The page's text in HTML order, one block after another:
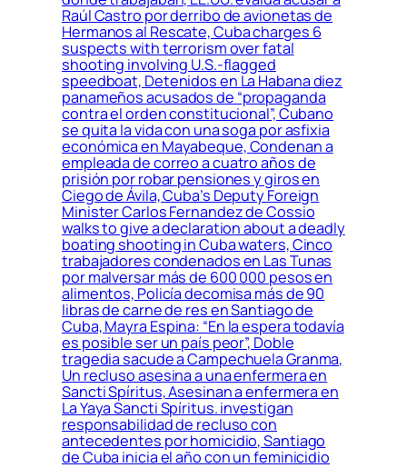
Raúl Castro por derribo de avionetas de
Hermanos al Rescate, Cuba charges 6
suspects with terrorism over fatal
shooting involving U.S.-flagged
speedboat, Detenidos en La Habana diez
panameños acusados de “propaganda
contra el orden constitucional”, Cubano
se quita la vida con una soga por asfixia
económica en Mayabeque, Condenan a
empleada de correo a cuatro años de
prisión por robar pensiones y giros en
Ciego de Ávila, Cuba’s Deputy Foreign
Minister Carlos Fernandez de Cossio
walks to give a declaration about a deadly
boating shooting in Cuba waters, Cinco
trabajadores condenados en Las Tunas
por malversar más de 600 000 pesos en
alimentos, Policía decomisa más de 90
libras de carne de res en Santiago de
Cuba, Mayra Espina: “En la espera todavía
es posible ser un país peor”, Doble
tragedia sacude a Campechuela Granma,
Un recluso asesina a una enfermera en
Sancti Spíritus, Asesinan a enfermera en
La Yaya Sancti Spíritus. investigan
responsabilidad de recluso con
antecedentes por homicidio, Santiago
de Cuba inicia el año con un feminicidio